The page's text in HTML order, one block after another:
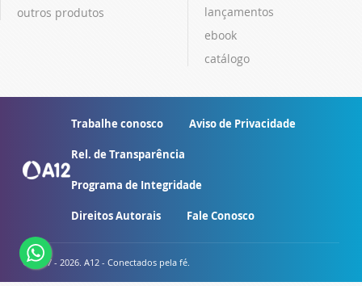
outros produtos
lançamentos
ebook
catálogo
Trabalhe conosco Aviso de Privacidade
Rel. de Transparência
Programa de Integridade
Direitos Autorais Fale Conosco
© 2007 - 2026. A12 - Conectados pela fé.